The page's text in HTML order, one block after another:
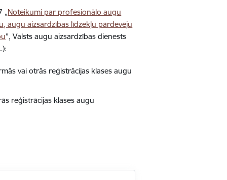
„Noteikumi par profesionālo augu
augu aizsardzības līdzekļu pārdevēju
”, Valsts augu aizsardzības dienests
vai otrās reģistrācijas klases augu
reģistrācijas klases augu